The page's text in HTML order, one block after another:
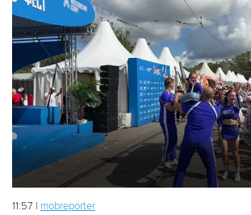
11:57 | mobreporter